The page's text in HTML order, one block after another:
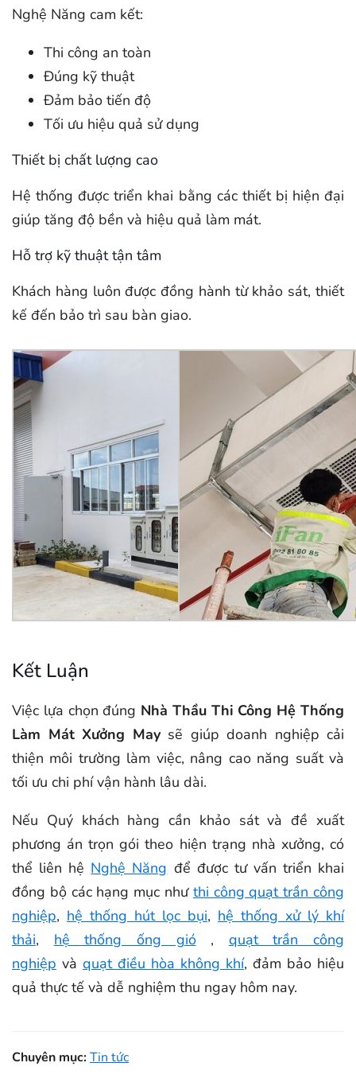
Nghệ Năng cam kết:
Thi công an toàn
Đúng kỹ thuật
Đảm bảo tiến độ
Tối ưu hiệu quả sử dụng
Thiết bị chất lượng cao
Hệ thống được triển khai bằng các thiết bị hiện đại
giúp tăng độ bền và hiệu quả làm mát.
Hỗ trợ kỹ thuật tận tâm
Khách hàng luôn được đồng hành từ khảo sát, thiết
kế đến bảo trì sau bàn giao.
Kết Luận
Việc lựa chọn đúng Nhà Thầu Thi Công Hệ Thống
Làm Mát Xưởng Maysẽ giúp doanh nghiệp cải
thiện môi trường làm việc, nâng cao năng suất và
tối ưu chi phí vận hành lâu dài.
Nếu Quý khách hàng cần khảo sát và đề xuất
phương án trọn gói theo hiện trạng nhà xưởng, có
thể liên hệ Nghệ Năng để được tư vấn triển khai
đồng bộ các hạng mục như thi công quạt trần công
nghiệp, hệ thống hút lọc bụi, hệ thống xử lý khí
thải, hệ thống ống gió, quạt trần công
nghiệp và quạt điều hòa không khí, đảm bảo hiệu
quả thực tế và dễ nghiệm thu ngay hôm nay.
Chuyên mục:Tin tức